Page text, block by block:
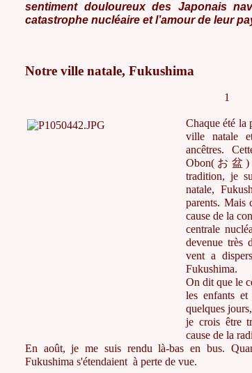
sentiment douloureux des Japonais
catastrophe nucléaire et l’amour de leur
Notre ville natale, Fukushima
1
Chaque été la
ville natale
ancêtres.
Obon(お盆)
tradition, je
natale,
parents. Mais
cause de la
centrale
devenue très
vent a
Fukushima.
On dit que le
les enfants
quelques
je crois être
cause de la
En août, je me suis rendu là-bas en bus.
Fukushima s'étendaient à perte de vue.